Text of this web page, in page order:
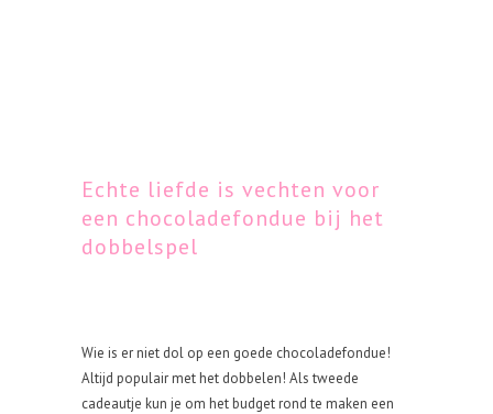
Echte liefde is vechten voor
een chocoladefondue bij het
dobbelspel
Wie is er niet dol op een goede chocoladefondue!
Altijd populair met het dobbelen! Als tweede
cadeautje kun je om het budget rond te maken een